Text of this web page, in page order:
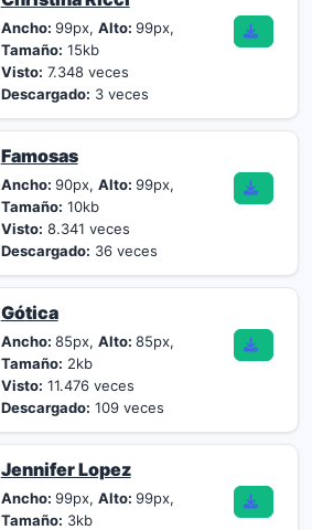
Ancho: 99px, Alto: 99px,
Tamaño: 15kb
Visto: 7.348 veces
Descargado: 3 veces
Famosas
Ancho: 90px, Alto: 99px,
Tamaño: 10kb
Visto: 8.341 veces
Descargado: 36 veces
Gótica
Ancho: 85px, Alto: 85px,
Tamaño: 2kb
Visto: 11.476 veces
Descargado: 109 veces
Jennifer Lopez
Ancho: 99px, Alto: 99px,
Tamaño: 3kb